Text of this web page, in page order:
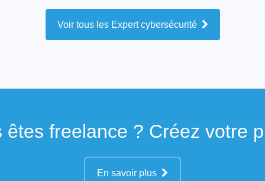
Voir tous les Expert cybersécurité
êtes freelance ? Créez votre
En savoir plus